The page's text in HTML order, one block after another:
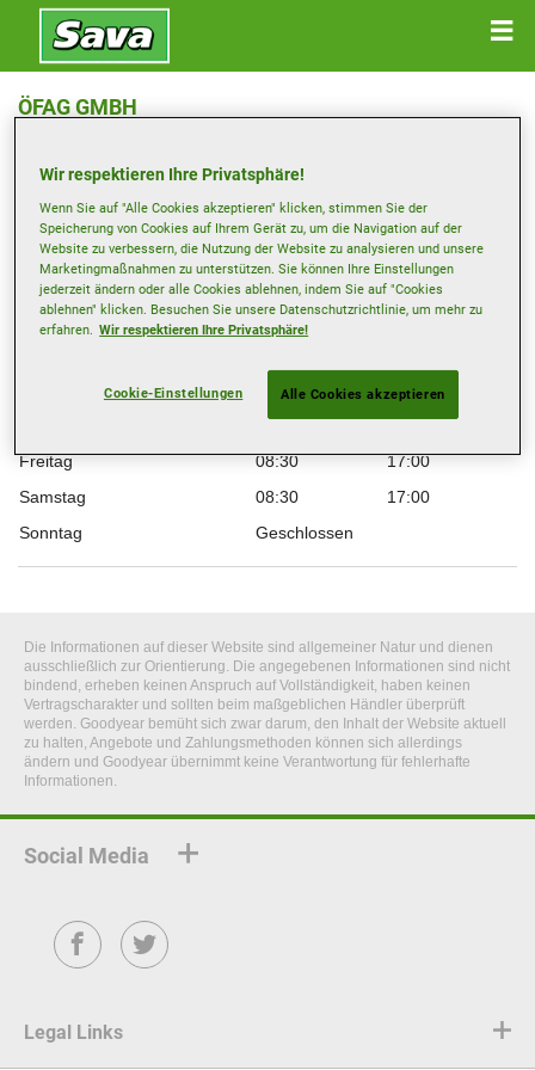
ÖFAG GMBH
Anfahrtsbeschreibung
Öffnungszeiten
Montag 08:30
17:00
08:30
17:00
08:30
17:00
Freitag
08:30
17:00
Samstag
08:30
17:00
Sonntag
Geschlossen
Die Informationen auf dieser Website sind allgemeiner Natur und dienen
ausschließlich zur Orientierung. Die angegebenen Informationen sind nicht
bindend, erheben keinen Anspruch auf Vollständigkeit, haben keinen
Vertragscharakter und sollten beim maßgeblichen Händler überprüft
werden. Goodyear bemüht sich zwar darum, den Inhalt der Website aktuell
zu halten, Angebote und Zahlungsmethoden können sich allerdings
ändern und Goodyear übernimmt keine Verantwortung für fehlerhafte
Informationen.
Social Media
FacebookTwitter
Legal Links
Wir respektieren Ihre Privatsphäre!
Wenn Sie auf "Alle Cookies akzeptieren" klicken, stimmen Sie der
Speicherung von Cookies auf Ihrem Gerät zu, um die Navigation auf der
Website zu verbessern, die Nutzung der Website zu analysieren und unsere
Marketingmaßnahmen zu unterstützen. Sie können Ihre Einstellungen
jederzeit ändern oder alle Cookies ablehnen, indem Sie auf "Cookies
ablehnen" klicken. Besuchen Sie unsere Datenschutzrichtlinie, um mehr zu
erfahren. Wir respektieren Ihre Privatsphäre!
Cookie-Einstellungen Alle Cookies akzeptieren